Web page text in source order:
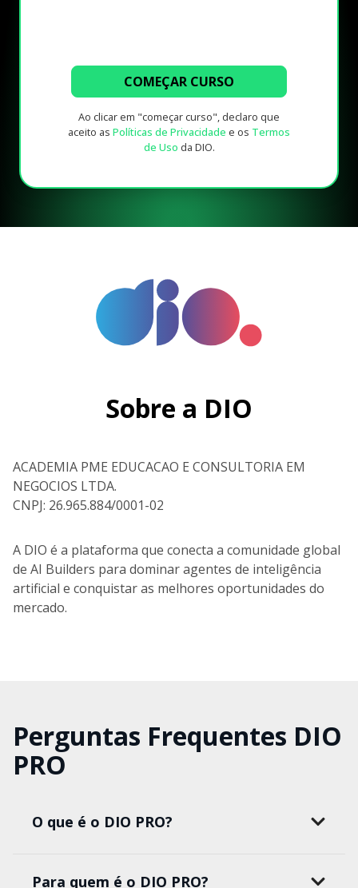
COMEÇAR CURSO
Ao clicar em "começar curso", declaro que
aceito as Políticas de Privacidade e os Termos
de Uso da DIO.
Sobre a DIO
ACADEMIA PME EDUCACAO E CONSULTORIA EM
NEGOCIOS LTDA.
CNPJ: 26.965.884/0001-02
A DIO é a plataforma que conecta a comunidade global
de AI Builders para dominar agentes de inteligência
artificial e conquistar as melhores oportunidades do
mercado.
Perguntas Frequentes DIO
PRO
O que é o DIO PRO?
Para quem é o DIO PRO?